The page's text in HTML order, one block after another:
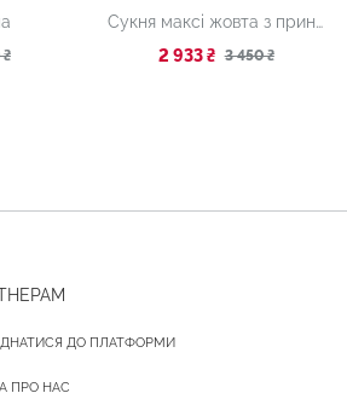
Сукня максі жовта з принтом
2 933 ₴ 3 450 ₴
ДО ПЛАТФОРМИ
ПРО НАС